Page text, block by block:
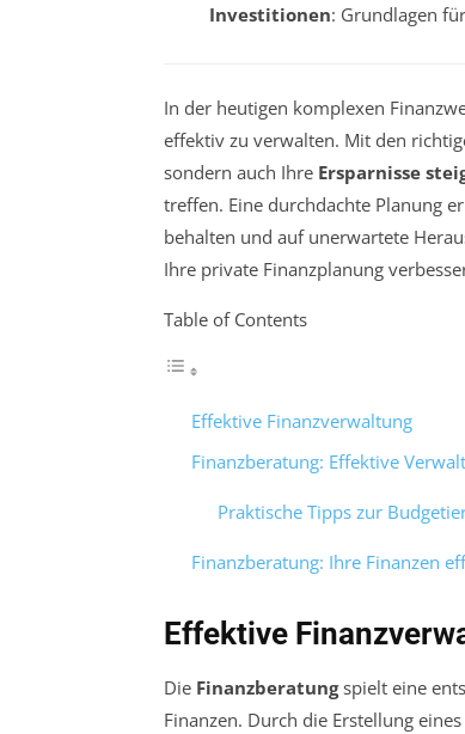
Investitionen: Grundlagen
In der heutigen komplexen
effektiv zu verwalten. Mit den
sondern auch Ihre Ersparnisse
treffen. Eine durchdachte Planung
behalten und auf unerwartete
Ihre private Finanzplanung
Table of Contents
Effektive Finanzverwaltung
Finanzberatung: Effektive
Praktische Tipps zur
Finanzberatung: Ihre Finanzen
Effektive
Die Finanzberatungspielt eine
Finanzen. Durch die Erstellung eines